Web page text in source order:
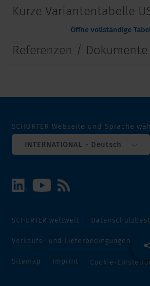
Kurze Variantentabelle
Öffne vollständige
Referenzen / Dokumente
SCHURTER Webseite und Sprache
INTERNATIONAL - Deutsch
SCHURTER weltweit
Verkaufs- und Lieferbedingungen
Sitemap Imprint Cookie-